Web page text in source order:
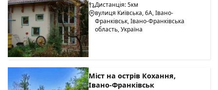
Дистанція: 5км
вулиця Київська, 6А, Івано-
Франківськ, Івано-Франківська
область, Україна
Міст на острів Кохання,
Івано-Франківськ